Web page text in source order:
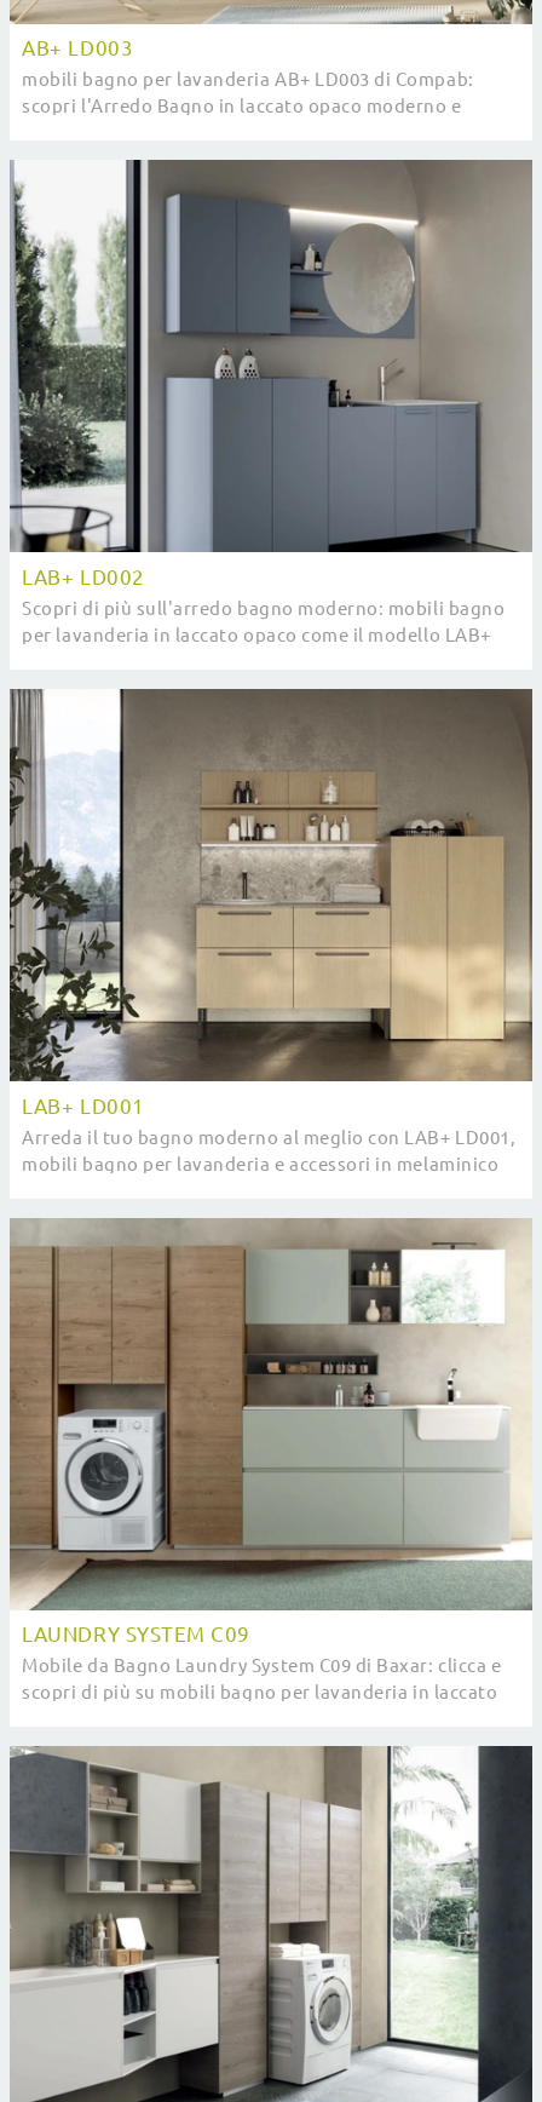
AB+ LD003
mobili bagno per lavanderia AB+ LD003 di Compab:
scopri l'Arredo Bagno in laccato opaco moderno e
LAB+ LD002
Scopri di più sull'arredo bagno moderno: mobili bagno
per lavanderia in laccato opaco come il modello LAB+
LAB+ LD001
Arreda il tuo bagno moderno al meglio con LAB+ LD001,
mobili bagno per lavanderia e accessori in melaminico
LAUNDRY SYSTEM C09
Mobile da Bagno Laundry System C09 di Baxar: clicca e
scopri di più su mobili bagno per lavanderia in laccato